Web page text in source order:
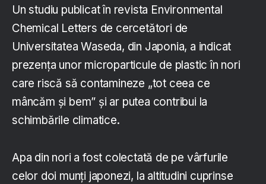
Un studiu publicat în revista Environmental
Chemical Letters de cercetători de
Universitatea Waseda, din Japonia, a indicat
prezența unor microparticule de plastic în nori
care riscă să contamineze „tot ceea ce
mâncăm și bem” și ar putea contribui la
schimbările climatice.
Apa din nori a fost colectată de pe vârfurile
celor doi munți japonezi, la altitudini cuprinse